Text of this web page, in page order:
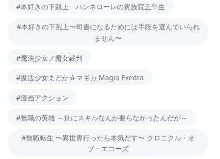
#本好きの下剋上 ハンネローレの貴族院五年生
#本好きの下剋上〜司書になるためには手段を選んでいられ
ません〜
#魔法少女ノ魔女裁判
#魔法少女まどか☆マギカ Magia Exedra
#漫画アクション
#無職の英雄 ～別にスキルなんか要らなかったんだが～
#無職転生 〜異世界行ったら本気だす〜 クロニクル・オ
ブ・エコーズ